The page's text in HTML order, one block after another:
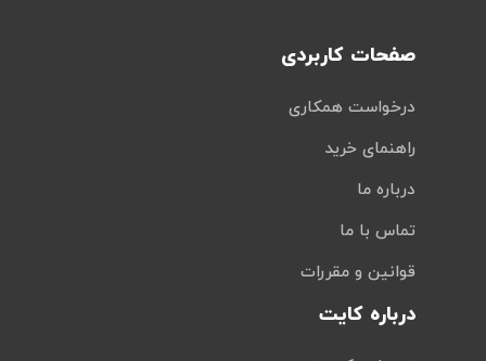
صفحات کاربردی
درخواست همکاری
راهنمای خرید
درباره ما
تماس با ما
قوانین و مقررات
درباره کایت